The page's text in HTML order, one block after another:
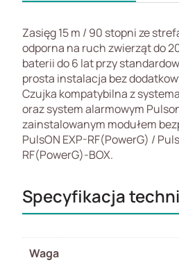
Zasięg 15 m / 90 stopni ze
odporna na ruch zwierząt do
baterii do 6 lat przy
prosta instalacja bez
Czujka kompatybilna z
oraz system alarmowym
zainstalowanym modułem
PulsON EXP-RF(PowerG) /
RF(PowerG)-BOX.
Specyfikacja
Waga